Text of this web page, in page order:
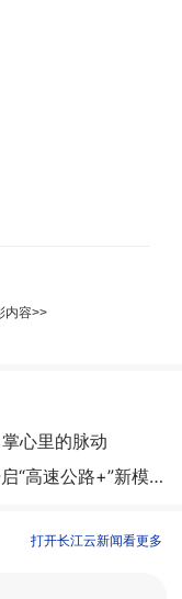
内容>>
心里的脉动
长江观察 | 条条大路通商业 湖北开启“高速公路+”新模式
打开长江云新闻看更多